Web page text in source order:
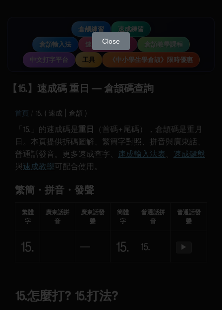
倉頡練習
速成練習
倉頡輸入法
速成輸入法教學
倉頡教學課程
中文打字平台
工具 《中小學生學倉頡》限時優惠
【⒖】速成碼 重日 — 倉頡碼查詢
首頁 ⒖ ( 速成 | 倉頡 )
「⒖」的速成碼是 重日
（首碼+尾碼），倉頡碼是重月
日。本頁提供拆碼圖解、繁簡字對照、拼音與廣東話、
普通話發音。更多速成查字、 速成輸入法表、 速成鍵盤
與速成教學可配合使用。
繁簡・拼音・發聲
繁體
字
廣東話拼
音
廣東話發
聲
簡體
字
普通話拼
音
普通話發
聲
⒖ — ⒖ ⒖ ▶
⒖怎麼打? ⒖打法?
Close